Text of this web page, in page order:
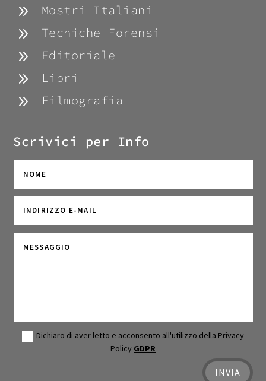
9 Mostri Italiani
9 Tecniche Forensi
9 Editoriale
9 Libri
9 Filmografia
Scrivici per Info
Dichiaro di aver letto e acconsento all'utilizzo della Privacy
Policy GDPR
INVIA